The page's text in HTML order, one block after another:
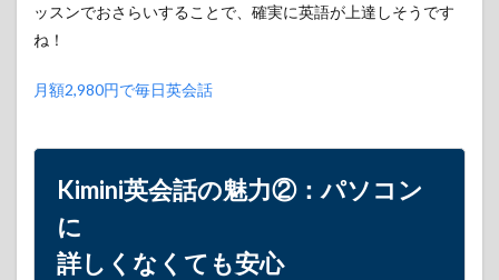
英会
魅力
スン
きな
に
5
ッスンでおさらいすることで、確実に英語が上達しそうです
ね！
月額2,980円で毎日英会話
Kimini英会話の魅力②：パソコン
に
詳しくなくても安心